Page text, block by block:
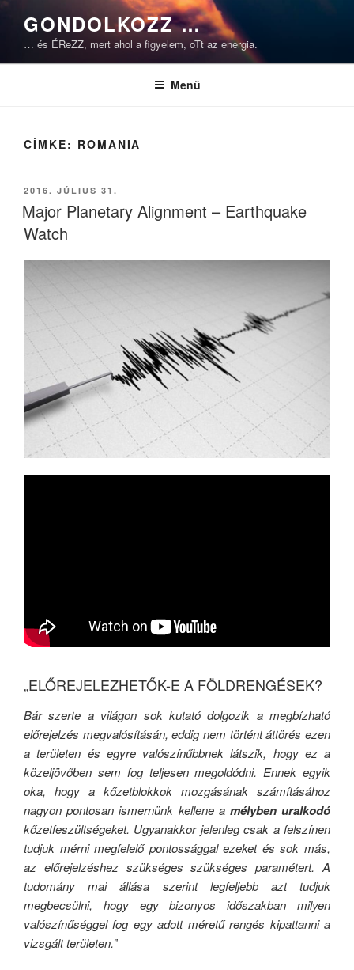
Tartalomhoz
GONDOLKOZZ …
… és ÉReZZ, mert ahol a figyelem, oTt az energia.
Menü
CÍMKE: ROMANIA
BEKÜLDVE:
2016. JÚLIUS 31.
Major Planetary Alignment – Earthquake
Watch
„ELŐREJELEZHETŐK-E A FÖLDRENGÉSEK?
Bár szerte a világon sok kutató dolgozik a megbízható
előrejelzés megvalósításán, eddig nem történt áttörés ezen
a területen és egyre valószínűbbnek látszik, hogy ez a
közeljövőben sem fog teljesen megoldódni. Ennek egyik
oka, hogy a kőzetblokkok mozgásának számításához
nagyon pontosan ismernünk kellene a mélyben uralkodó
kőzetfeszültségeket. Ugyanakkor jelenleg csak a felszínen
tudjuk mérni megfelelő pontossággal ezeket és sok más,
az előrejelzéshez szükséges szükséges paramétert. A
tudomány mai állása szerint legfeljebb azt tudjuk
megbecsülni, hogy egy bizonyos időszakban milyen
valószínűséggel fog egy adott méretű rengés kipattanni a
vizsgált területen.”